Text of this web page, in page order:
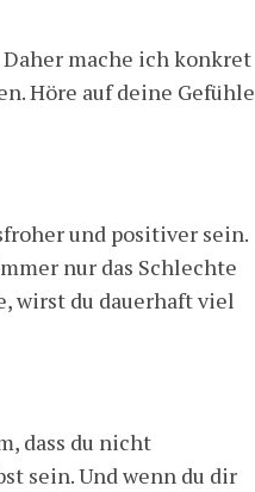
mache ich konkret
Höre auf deine Gefühle
und positiver sein.
nur das Schlechte
wirst du dauerhaft viel
dass du nicht
sein. Und wenn du dir